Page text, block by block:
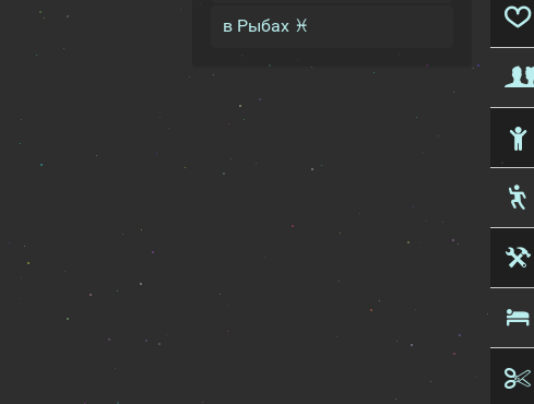
в Рыбах ♓